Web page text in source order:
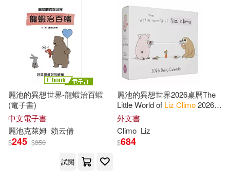
麗池的異想世界-龍蝦治百蝦
(電子書)
中文電子書
麗池克萊姆 賴云倩
$245 $350
試閱
麗池的異想世界2026桌曆The
Little World of Liz Climo2026
Daily Calendar
外文書
Climo Liz
$684